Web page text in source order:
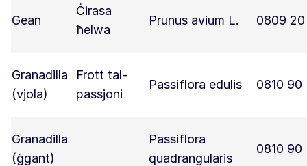
Gean
Ċirasa
ħelwa
Prunus avium L. 0809 20
Granadilla
(vjola)
Frott tal-
passjoni
Passiflora edulis 0810 90
Granadilla
(ġgant)
Passiflora
quadrangularis
0810 90